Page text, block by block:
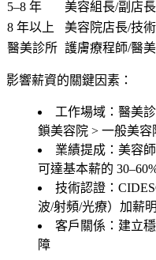
5–8 年
美容組長/副店長
8 年以上
美容院店長/技
醫美診所 護膚療程師/醫
影響薪資的關鍵因素：
工作場域 ：醫美
鎖美容院 > 一般美容
業績提成 ：美容
可達基本薪的
技術認證 ：
波/射頻/光療）加薪
客戶關係 ：建立
障